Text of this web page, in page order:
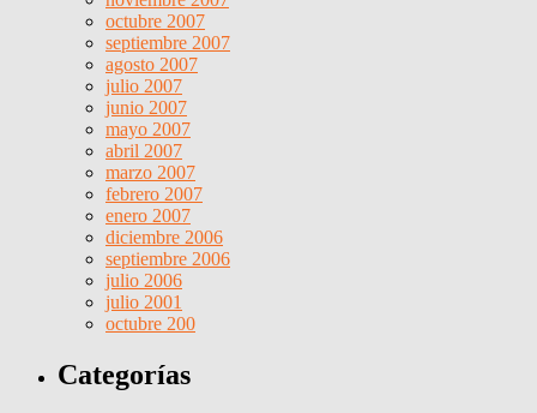
octubre 2007
septiembre 2007
agosto 2007
julio 2007
junio 2007
mayo 2007
abril 2007
marzo 2007
febrero 2007
enero 2007
diciembre 2006
septiembre 2006
julio 2006
julio 2001
octubre 200
Categorías